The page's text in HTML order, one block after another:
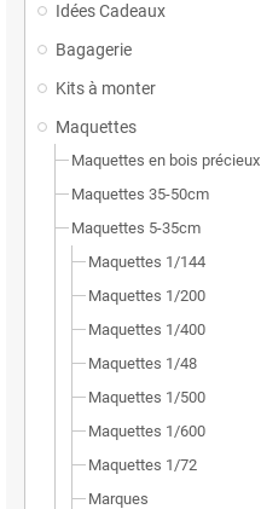
Idées Cadeaux
Bagagerie
Kits à monter
Maquettes
Maquettes en bois précieux
Maquettes 35-50cm
Maquettes 5-35cm
Maquettes 1/144
Maquettes 1/200
Maquettes 1/400
Maquettes 1/48
Maquettes 1/500
Maquettes 1/600
Maquettes 1/72
Marques